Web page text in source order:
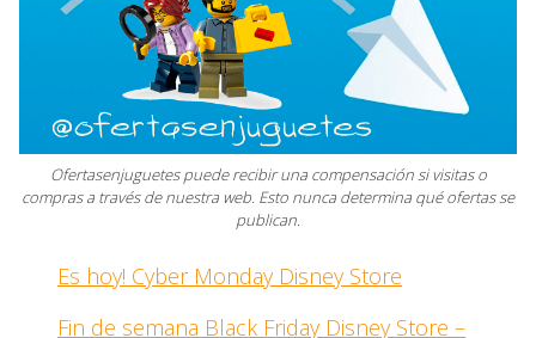
Ofertasenjuguetes puede recibir una compensación si visitas o
compras a través de nuestra web. Esto nunca determina qué ofertas se
publican.
Es hoy! Cyber Monday Disney Store
Fin de semana Black Friday Disney Store –